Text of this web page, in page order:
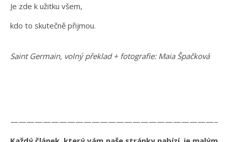
Je zde k užitku všem,
kdo to skutečně přijmou.
Saint Germain, volný překlad + fotografie: Maia Špačková